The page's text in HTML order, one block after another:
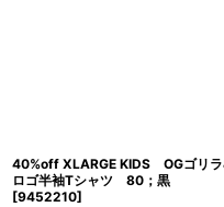
40%off XLARGE KIDS OGゴリ
ロゴ半袖Tシャツ 80；黒
[9452210]